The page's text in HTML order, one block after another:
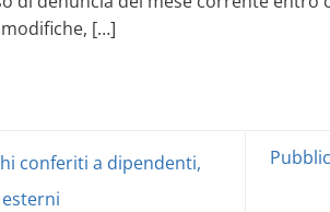
[…]
conferiti a dipendenti,